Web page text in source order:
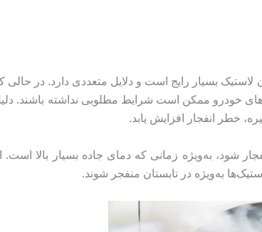
لاستیک بسیار رایج است و دلایل متعددی دارد. در
خودرو ممکن است شرایط مطلوبی نداشته باشند.
خطر انفجار افزایش یابد.
شود، به‌ویژه زمانی که دمای جاده بسیار بالا
به‌ویژه در تابستان منفجر شوند.